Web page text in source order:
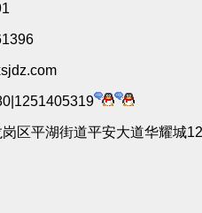
区平湖街道平安大道华耀城